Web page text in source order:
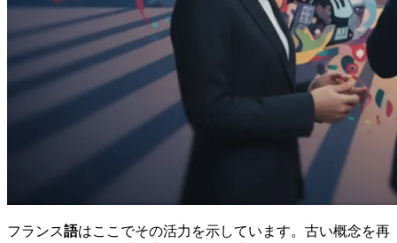
フランス語はここでその活力を示しています。古い概念を再